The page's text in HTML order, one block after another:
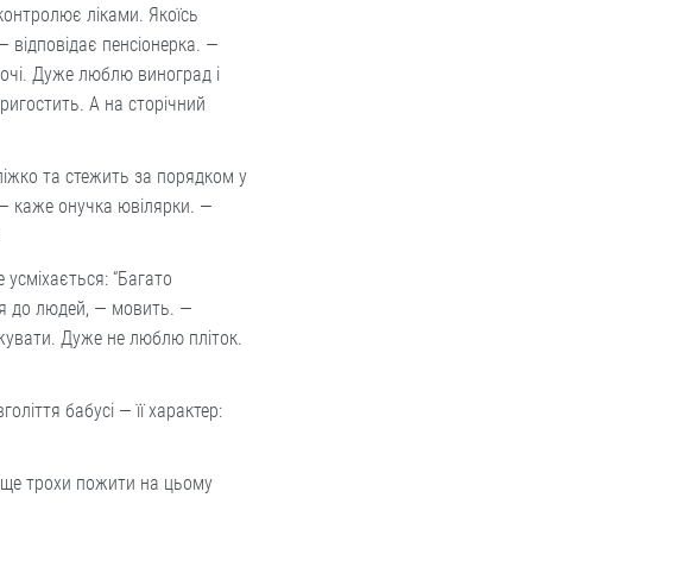
ліками. Якоїсь
відповідає пенсіонерка. —
Дуже люблю виноград і
А на сторічний
та стежить за порядком у
каже онучка ювілярки. —
“Багато
до людей, — мовить. —
Дуже не люблю пліток.
бабусі — її характер:
трохи пожити на цьому